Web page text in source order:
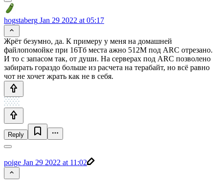
hogstaberg Jan 29 2022 at 05:17
Жрёт безумно, да. К примеру у меня на домашней
файлопомойке при 16Тб места ажно 512М под ARC отрезано.
И то с запасом так, от души. На серверах под ARC позволено
забирать гораздо больше из расчета на терабайт, но всё равно
чот не хочет жрать как не в себя.
Reply
poige Jan 29 2022 at 11:02